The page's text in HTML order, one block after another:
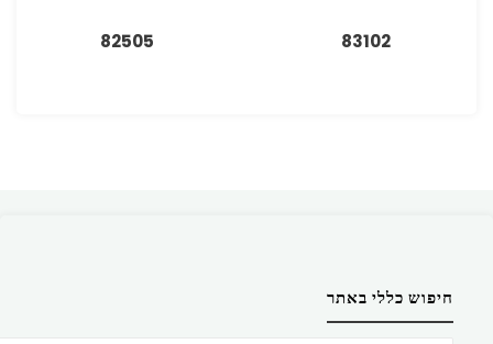
83102
82505
חיפוש כללי באתר